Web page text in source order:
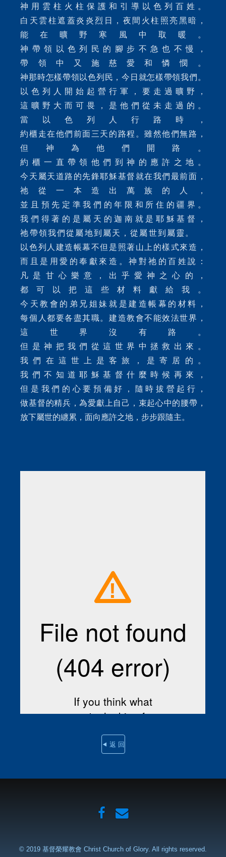
神用雲柱火柱保護和引導以色列百姓。
白天雲柱遮蓋炎炎烈日，夜間火柱照亮黑暗，
能在曠野寒風中取暖。
神帶領以色列民的腳步不急也不慢，
帶領中又施慈愛和憐憫。
神那時怎樣帶領以色列民，今日就怎樣帶領我們。
以色列人開始起營行軍，要走過曠野，
這曠野大而可畏，是他們從未走過的。
當以色列人行路時，
約櫃走在他們前面三天的路程。雖然他們無路，
但神為他們開路。
約櫃一直帶領他們到神的應許之地。
今天屬天道路的先鋒耶穌基督就在我們最前面，
祂從一本造出萬族的人，
並且預先定準我們的年限和所住的疆界。
我們得著的是屬天的迦南就是耶穌基督，
祂帶領我們從屬地到屬天，從屬世到屬靈。
以色列人建造帳幕不但是照著山上的樣式來造，
而且是用愛的奉獻來造。神對祂的百姓說：
凡是甘心樂意，出乎愛神之心的，
都可以把這些材料獻給我。
今天教會的弟兄姐妹就是建造帳幕的材料，
每個人都要各盡其職。建造教會不能效法世界，
這世界沒有路。
但是神把我們從這世界中拯救出來。
我們在這世上是客旅，是寄居的。
我們不知道耶穌基督什麼時候再來，
但是我們的心要預備好，隨時拔營起行，
做基督的精兵，為愛獻上自己，束起心中的腰帶，
放下屬世的纏累，面向應許之地，步步跟隨主。
⯇ 返 回
© 2019 基督榮耀教會 Christ Church of Glory. All rights reserved.